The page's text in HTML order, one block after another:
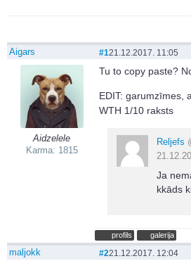
Aigars
Aidzelele
Karma: 1815
#121.12.2017. 11:05
Tu to copy paste?
EDIT: garumzīmes,
WTH 1/10 raksts
Reljefs
Ja
kkāds
profils galerija
maljokk #221.12.2017. 12:04